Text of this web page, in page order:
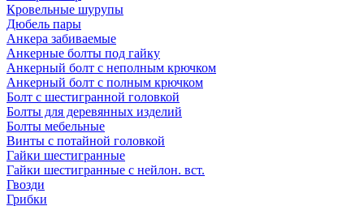
Кровельные шурупы
Дюбель пары
Анкера забиваемые
Анкерные болты под гайку
Анкерный болт с неполным крючком
Анкерный болт с полным крючком
Болт с шестигранной головкой
Болты для деревянных изделий
Болты мебельные
Винты с потайной головкой
Гайки шестигранные
Гайки шестигранные с нейлон. вст.
Гвозди
Грибки